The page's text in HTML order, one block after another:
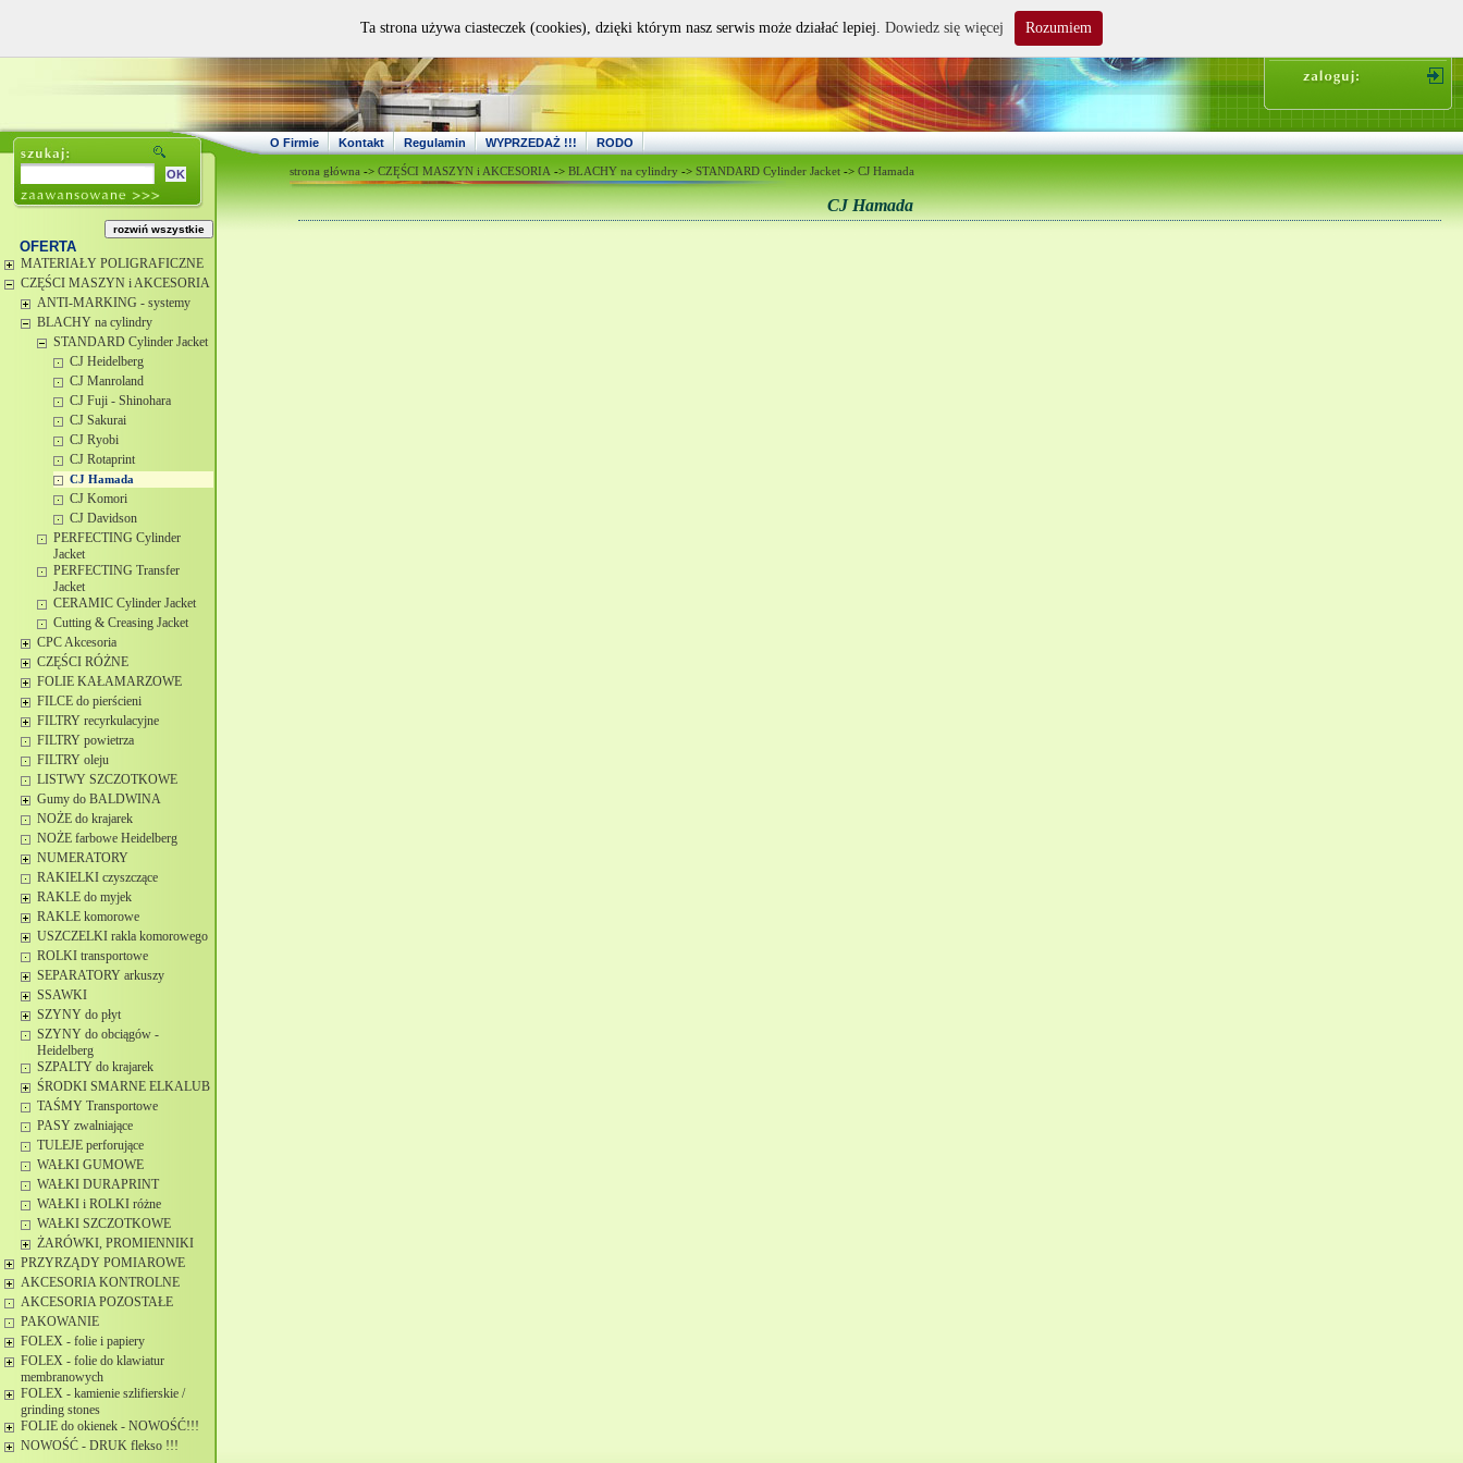
O Firmie Kontakt Regulamin WYPRZEDAŻ !!! RODO
OFERTA
MATERIAŁY POLIGRAFICZNE
CZĘŚCI MASZYN i AKCESORIA
ANTI-MARKING - systemy
BLACHY na cylindry
STANDARD Cylinder Jacket
CJ Heidelberg
CJ Manroland
CJ Fuji - Shinohara
CJ Sakurai
CJ Ryobi
CJ Rotaprint
CJ Hamada
CJ Komori
CJ Davidson
PERFECTING Cylinder
Jacket
PERFECTING Transfer
Jacket
CERAMIC Cylinder Jacket
Cutting & Creasing Jacket
CPC Akcesoria
CZĘŚCI RÓŻNE
FOLIE KAŁAMARZOWE
FILCE do pierścieni
FILTRY recyrkulacyjne
FILTRY powietrza
FILTRY oleju
LISTWY SZCZOTKOWE
Gumy do BALDWINA
NOŻE do krajarek
NOŻE farbowe Heidelberg
NUMERATORY
RAKIELKI czyszczące
RAKLE do myjek
RAKLE komorowe
USZCZELKI rakla komorowego
ROLKI transportowe
SEPARATORY arkuszy
SSAWKI
SZYNY do płyt
SZYNY do obciągów -
Heidelberg
SZPALTY do krajarek
ŚRODKI SMARNE ELKALUB
TAŚMY Transportowe
PASY zwalniające
TULEJE perforujące
WAŁKI GUMOWE
WAŁKI DURAPRINT
WAŁKI i ROLKI różne
WAŁKI SZCZOTKOWE
ŻARÓWKI, PROMIENNIKI
PRZYRZĄDY POMIAROWE
AKCESORIA KONTROLNE
AKCESORIA POZOSTAŁE
PAKOWANIE
FOLEX - folie i papiery
FOLEX - folie do klawiatur
membranowych
FOLEX - kamienie szlifierskie /
grinding stones
FOLIE do okienek - NOWOŚĆ!!!
NOWOŚĆ - DRUK flekso !!!
strona główna -> CZĘŚCI MASZYN i AKCESORIA -> BLACHY na cylindry -> STANDARD Cylinder Jacket -> CJ Hamada
CJ Hamada
Ta strona używa ciasteczek (cookies), dzięki którym nasz serwis może działać lepiej. Dowiedz się więcej Rozumiem